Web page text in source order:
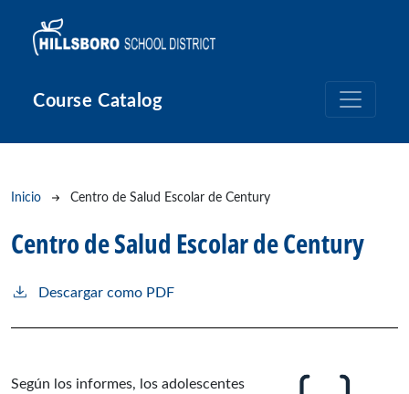
Course Catalog
Ruta de navegación
Inicio Centro de Salud Escolar de Century
Centro de Salud Escolar de Century
Descargar como PDF
Según los informes, los adolescentes